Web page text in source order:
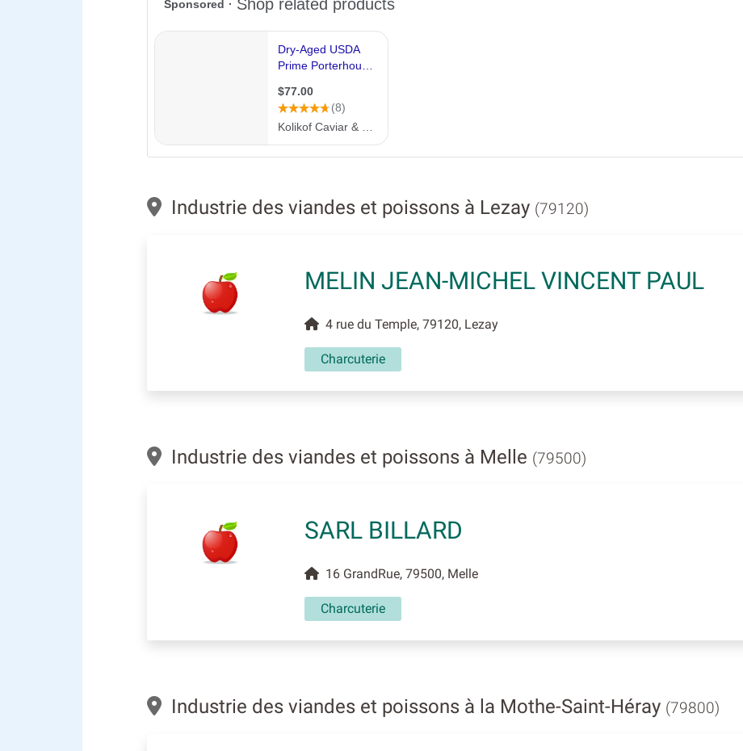
Industrie des viandes et poissons à Lezay (79120)
MELIN JEAN-MICHEL VINCENT PAUL
4 rue du Temple, 79120, Lezay
Charcuterie
Industrie des viandes et poissons à Melle (79500)
SARL BILLARD
16 GrandRue, 79500, Melle
Charcuterie
Industrie des viandes et poissons à la Mothe-Saint-Héray (79800)